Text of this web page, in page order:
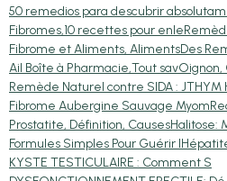
50 remedios para descubrir
Fibromes,10 recettes pour enle
Fibrome et Aliments, AlimentsDes
Ail Boîte à Pharmacie,Tout sav
Remède Naturel contre SIDA : JTHYM
Fibrome Aubergine Sauvage Myom
Prostatite, Définition, CausesHalitose:
Formules Simples Pour Guérir l
KYSTE TESTICULAIRE : Comment S